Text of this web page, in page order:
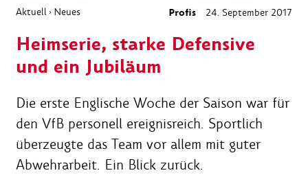
Aktuell › Neues Profis 24. September 2017
Heimserie, starke Defensive
und ein Jubiläum
Die erste Englische Woche der Saison war für
den VfB personell ereignisreich. Sportlich
überzeugte das Team vor allem mit guter
Abwehrarbeit. Ein Blick zurück.